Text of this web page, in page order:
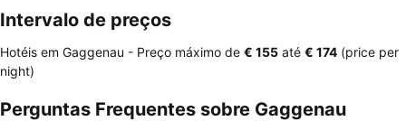
Intervalo de preços
Hotéis em Gaggenau - Preço máximo de ‎€ 155 até ‎€ 174 (price per
night)
Perguntas Frequentes sobre Gaggenau